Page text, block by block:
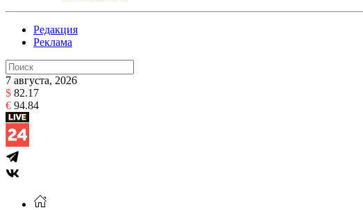
Редакция
Реклама
7 августа, 2026
$ 82.17
€ 94.84